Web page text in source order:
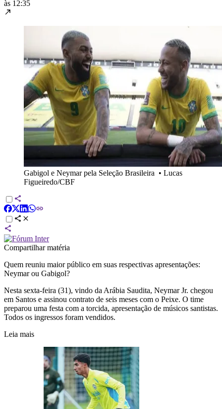
às 12:35
Gabigol e Neymar pela Seleção Brasileira • Lucas
Figueiredo/CBF
Compartilhar matéria
Quem reuniu maior público em suas respectivas apresentações:
Neymar ou Gabigol?
Nesta sexta-feira (31), vindo da Arábia Saudita, Neymar Jr. chegou
em Santos e assinou contrato de seis meses com o Peixe. O time
preparou uma festa com a torcida, apresentação de músicos santistas.
Todos os ingressos foram vendidos.
Leia mais